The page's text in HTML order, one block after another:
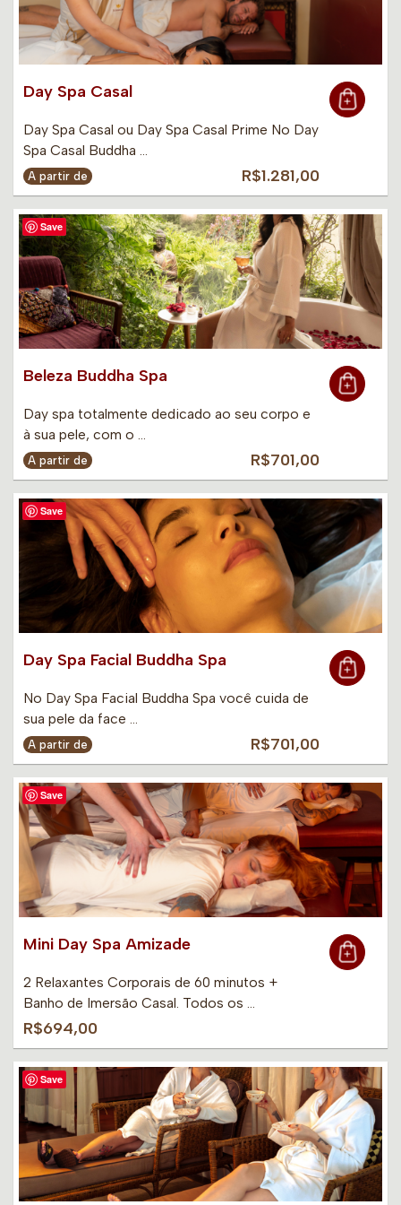
Day Spa Casal
Day Spa Casal ou Day Spa Casal Prime No Day
Spa Casal Buddha …
A partir de R$1.281,00
Save
Beleza Buddha Spa
Day spa totalmente dedicado ao seu corpo e
à sua pele, com o …
A partir de R$701,00
Save
Day Spa Facial Buddha Spa
No Day Spa Facial Buddha Spa você cuida de
sua pele da face …
A partir de R$701,00
Save
Mini Day Spa Amizade
2 Relaxantes Corporais de 60 minutos +
Banho de Imersão Casal. Todos os …
R$694,00
Save